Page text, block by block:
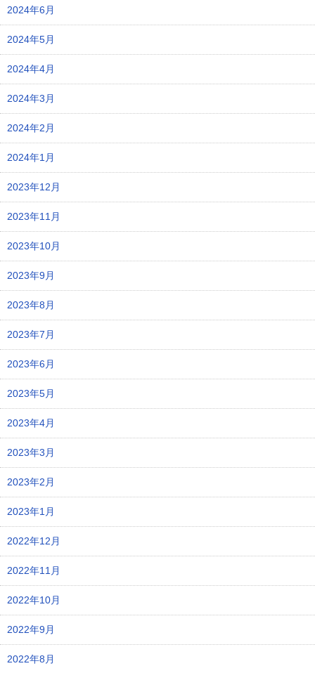
2024年6月
2024年5月
2024年4月
2024年3月
2024年2月
2024年1月
2023年12月
2023年11月
2023年10月
2023年9月
2023年8月
2023年7月
2023年6月
2023年5月
2023年4月
2023年3月
2023年2月
2023年1月
2022年12月
2022年11月
2022年10月
2022年9月
2022年8月